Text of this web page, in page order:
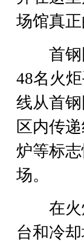
场馆真正
首钢园
48名火
线从首
区内传
炉等标
场。
在火炬
台和冷